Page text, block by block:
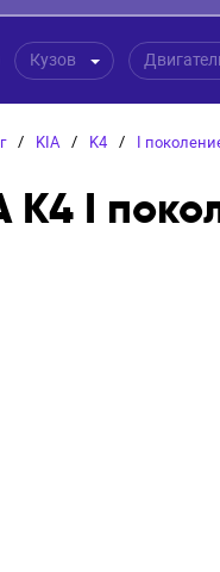
Кузов
/ KIA / K4 / I
K4 I